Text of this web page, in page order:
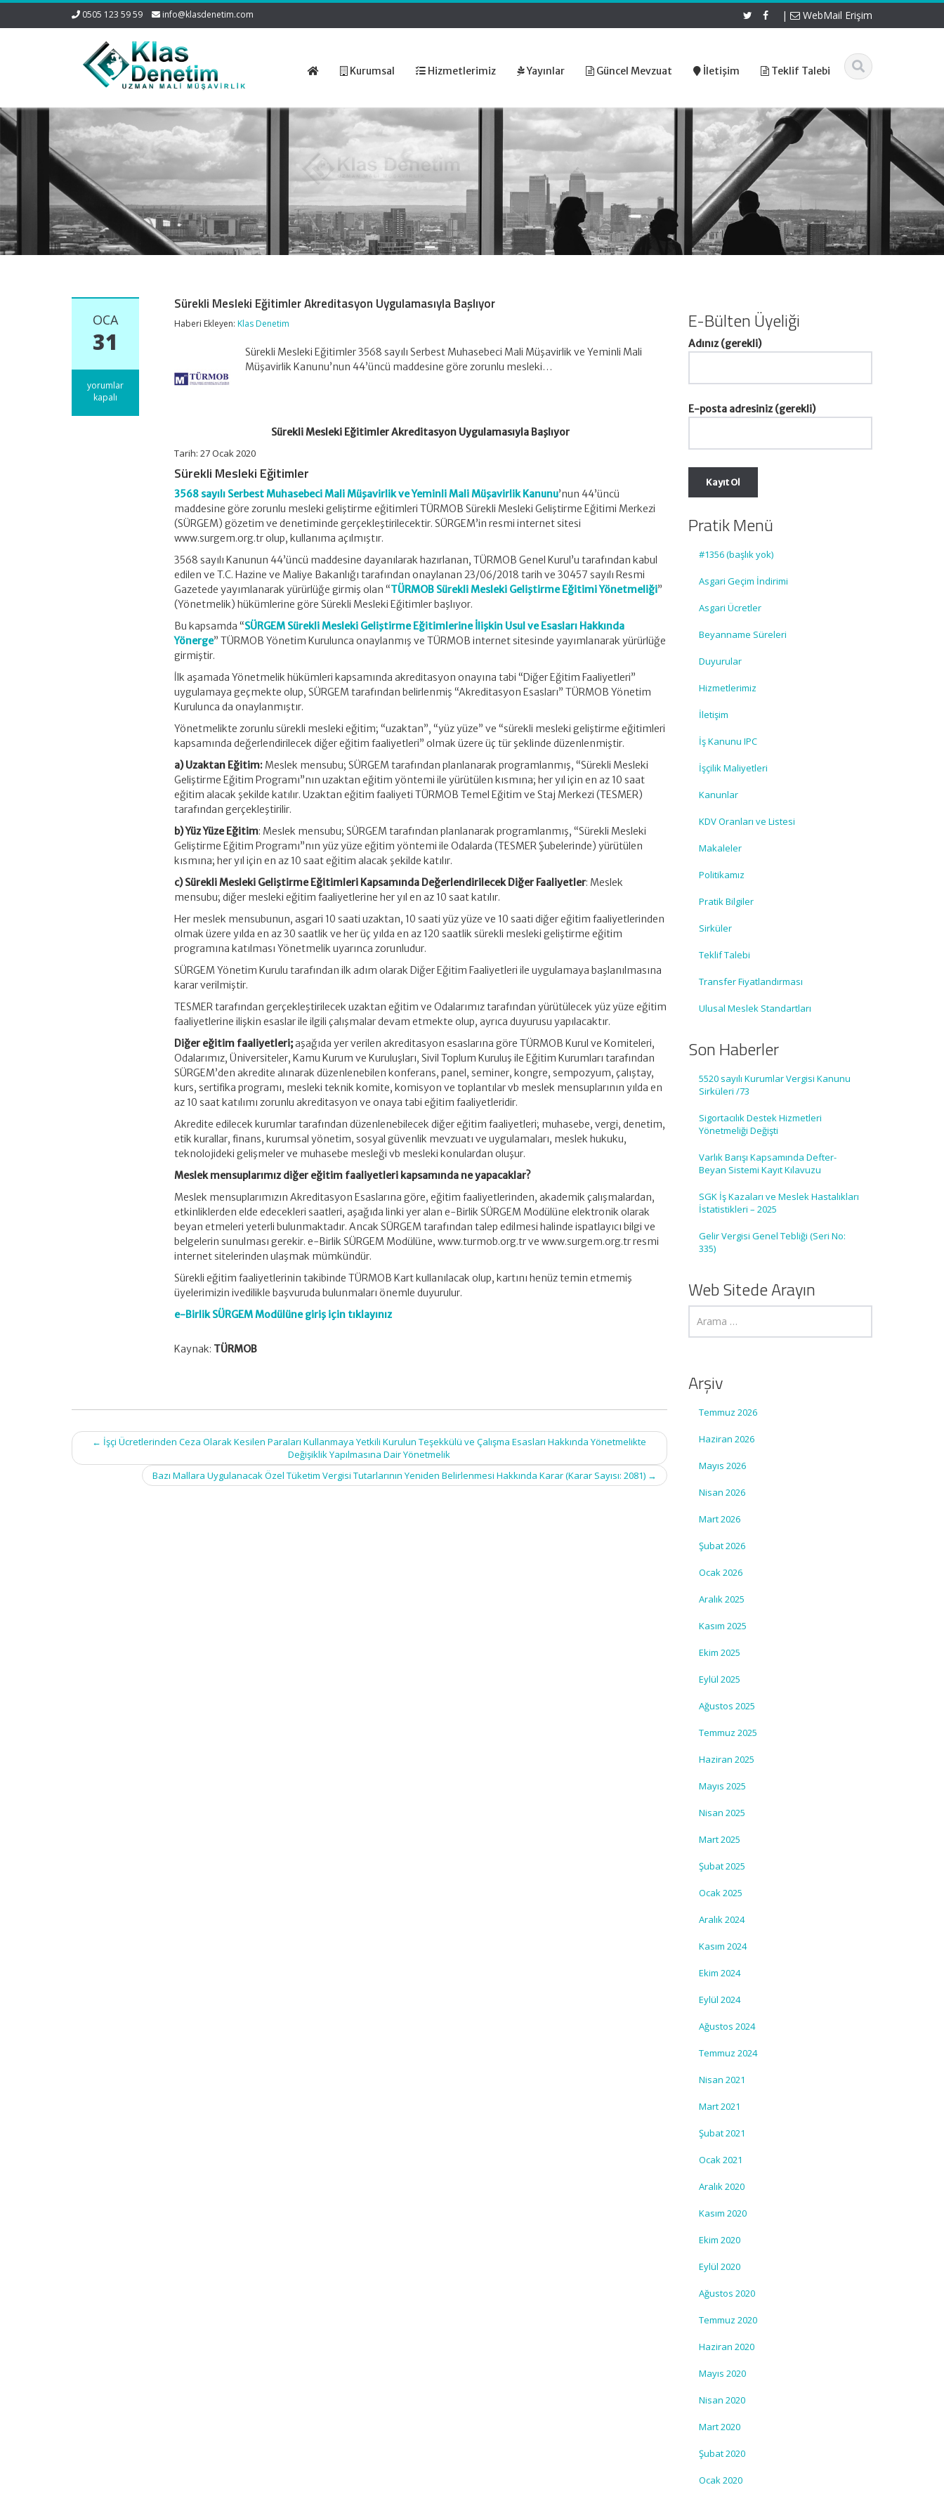
0505 123 59 59 info@klasdenetim.com | WebMail Erişim
Kurumsal Hizmetlerimiz Yayınlar Güncel Mevzuat İletişim Teklif Talebi
OCA
31
Sürekli
Mesleki
yorumlar
kapalı
Sürekli Mesleki Eğitimler Akreditasyon Uygulamasıyla Başlıyor
Haberi Ekleyen:Klas Denetim
Sürekli Mesleki Eğitimler 3568 sayılı Serbest Muhasebeci Mali Müşavirlik ve Yeminli Mali
Müşavirlik Kanunu’nun 44’üncü maddesine göre zorunlu mesleki…
Sürekli Mesleki Eğitimler Akreditasyon Uygulamasıyla Başlıyor
Tarih: 27 Ocak 2020
Sürekli Mesleki Eğitimler
3568 sayılı Serbest Muhasebeci Mali Müşavirlik ve Yeminli Mali Müşavirlik Kanunu’nun 44’üncü
maddesine göre zorunlu mesleki geliştirme eğitimleri TÜRMOB Sürekli Mesleki Geliştirme Eğitimi Merkezi
(SÜRGEM) gözetim ve denetiminde gerçekleştirilecektir. SÜRGEM’in resmi internet sitesi
www.surgem.org.tr olup, kullanıma açılmıştır.
3568 sayılı Kanunun 44’üncü maddesine dayanılarak hazırlanan, TÜRMOB Genel Kurul’u tarafından kabul
edilen ve T.C. Hazine ve Maliye Bakanlığı tarafından onaylanan 23/06/2018 tarih ve 30457 sayılı Resmi
Gazetede yayımlanarak yürürlüğe girmiş olan “TÜRMOB Sürekli Mesleki Geliştirme Eğitimi Yönetmeliği”
(Yönetmelik) hükümlerine göre Sürekli Mesleki Eğitimler başlıyor.
Bu kapsamda “SÜRGEM Sürekli Mesleki Geliştirme Eğitimlerine İlişkin Usul ve Esasları Hakkında
Yönerge” TÜRMOB Yönetim Kurulunca onaylanmış ve TÜRMOB internet sitesinde yayımlanarak yürürlüğe
girmiştir.
İlk aşamada Yönetmelik hükümleri kapsamında akreditasyon onayına tabi “Diğer Eğitim Faaliyetleri”
uygulamaya geçmekte olup, SÜRGEM tarafından belirlenmiş “Akreditasyon Esasları” TÜRMOB Yönetim
Kurulunca da onaylanmıştır.
Yönetmelikte zorunlu sürekli mesleki eğitim; “uzaktan”, “yüz yüze” ve “sürekli mesleki geliştirme eğitimleri
kapsamında değerlendirilecek diğer eğitim faaliyetleri” olmak üzere üç tür şeklinde düzenlenmiştir.
a) Uzaktan Eğitim: Meslek mensubu; SÜRGEM tarafından planlanarak programlanmış, “Sürekli Mesleki
Geliştirme Eğitim Programı”nın uzaktan eğitim yöntemi ile yürütülen kısmına; her yıl için en az 10 saat
eğitim alacak şekilde katılır. Uzaktan eğitim faaliyeti TÜRMOB Temel Eğitim ve Staj Merkezi (TESMER)
tarafından gerçekleştirilir.
b) Yüz Yüze Eğitim: Meslek mensubu; SÜRGEM tarafından planlanarak programlanmış, “Sürekli Mesleki
Geliştirme Eğitim Programı”nın yüz yüze eğitim yöntemi ile Odalarda (TESMER Şubelerinde) yürütülen
kısmına; her yıl için en az 10 saat eğitim alacak şekilde katılır.
c) Sürekli Mesleki Geliştirme Eğitimleri Kapsamında Değerlendirilecek Diğer Faaliyetler: Meslek
mensubu; diğer mesleki eğitim faaliyetlerine her yıl en az 10 saat katılır.
Her meslek mensubunun, asgari 10 saati uzaktan, 10 saati yüz yüze ve 10 saati diğer eğitim faaliyetlerinden
olmak üzere yılda en az 30 saatlik ve her üç yılda en az 120 saatlik sürekli mesleki geliştirme eğitim
programına katılması Yönetmelik uyarınca zorunludur.
SÜRGEM Yönetim Kurulu tarafından ilk adım olarak Diğer Eğitim Faaliyetleri ile uygulamaya başlanılmasına
karar verilmiştir.
TESMER tarafından gerçekleştirilecek uzaktan eğitim ve Odalarımız tarafından yürütülecek yüz yüze eğitim
faaliyetlerine ilişkin esaslar ile ilgili çalışmalar devam etmekte olup, ayrıca duyurusu yapılacaktır.
Diğer eğitim faaliyetleri;aşağıda yer verilen akreditasyon esaslarına göre TÜRMOB Kurul ve Komiteleri,
Odalarımız, Üniversiteler, Kamu Kurum ve Kuruluşları, Sivil Toplum Kuruluş ile Eğitim Kurumları tarafından
SÜRGEM’den akredite alınarak düzenlenebilen konferans, panel, seminer, kongre, sempozyum, çalıştay,
kurs, sertifika programı, mesleki teknik komite, komisyon ve toplantılar vb meslek mensuplarının yılda en
az 10 saat katılımı zorunlu akreditasyon ve onaya tabi eğitim faaliyetleridir.
Akredite edilecek kurumlar tarafından düzenlenebilecek diğer eğitim faaliyetleri; muhasebe, vergi, denetim,
etik kurallar, finans, kurumsal yönetim, sosyal güvenlik mevzuatı ve uygulamaları, meslek hukuku,
teknolojideki gelişmeler ve muhasebe mesleği vb mesleki konulardan oluşur.
Meslek mensuplarımız diğer eğitim faaliyetleri kapsamında ne yapacaklar?
Meslek mensuplarımızın Akreditasyon Esaslarına göre, eğitim faaliyetlerinden, akademik çalışmalardan,
etkinliklerden elde edecekleri saatleri, aşağıda linki yer alan e-Birlik SÜRGEM Modülüne elektronik olarak
beyan etmeleri yeterli bulunmaktadır. Ancak SÜRGEM tarafından talep edilmesi halinde ispatlayıcı bilgi ve
belgelerin sunulması gerekir. e-Birlik SÜRGEM Modülüne, www.turmob.org.tr ve www.surgem.org.tr resmi
internet sitelerinden ulaşmak mümkündür.
Sürekli eğitim faaliyetlerinin takibinde TÜRMOB Kart kullanılacak olup, kartını henüz temin etmemiş
üyelerimizin ivedilikle başvuruda bulunmaları önemle duyurulur.
e-Birlik SÜRGEM Modülüne giriş için tıklayınız
Kaynak: TÜRMOB
Post
navigation
← İşçi Ücretlerinden Ceza Olarak Kesilen Paraları Kullanmaya Yetkili Kurulun Teşekkülü ve Çalışma Esasları Hakkında Yönetmelikte
Değişiklik Yapılmasına Dair Yönetmelik
Bazı Mallara Uygulanacak Özel Tüketim Vergisi Tutarlarının Yeniden Belirlenmesi Hakkında Karar (Karar Sayısı: 2081) →
E-Bülten Üyeliği
Adınız (gerekli)
E-posta adresiniz (gerekli)
Pratik Menü
#1356 (başlık yok)
Asgari Geçim İndirimi
Asgari Ücretler
Beyanname Süreleri
Duyurular
Hizmetlerimiz
İletişim
İş Kanunu IPC
İşçilik Maliyetleri
Kanunlar
KDV Oranları ve Listesi
Makaleler
Politikamız
Pratik Bilgiler
Sirküler
Teklif Talebi
Transfer Fiyatlandırması
Ulusal Meslek Standartları
Son Haberler
5520 sayılı Kurumlar Vergisi Kanunu
Sirküleri /73
Sigortacılık Destek Hizmetleri
Yönetmeliği Değişti
Varlık Barışı Kapsamında Defter-
Beyan Sistemi Kayıt Kılavuzu
SGK İş Kazaları ve Meslek Hastalıkları
İstatistikleri – 2025
Gelir Vergisi Genel Tebliği (Seri No:
335)
Web Sitede Arayın
Arşiv
Temmuz 2026
Haziran 2026
Mayıs 2026
Nisan 2026
Mart 2026
Şubat 2026
Ocak 2026
Aralık 2025
Kasım 2025
Ekim 2025
Eylül 2025
Ağustos 2025
Temmuz 2025
Haziran 2025
Mayıs 2025
Nisan 2025
Mart 2025
Şubat 2025
Ocak 2025
Aralık 2024
Kasım 2024
Ekim 2024
Eylül 2024
Ağustos 2024
Temmuz 2024
Nisan 2021
Mart 2021
Şubat 2021
Ocak 2021
Aralık 2020
Kasım 2020
Ekim 2020
Eylül 2020
Ağustos 2020
Temmuz 2020
Haziran 2020
Mayıs 2020
Nisan 2020
Mart 2020
Şubat 2020
Ocak 2020